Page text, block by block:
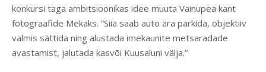
konkursi taga ambitsioonikas idee muuta Vainupea kant
fotograafide Mekaks. “Siia saab auto ära parkida, objektiiv
valmis sättida ning alustada imekaunite metsaradade
avastamist, jalutada kasvõi Kuu­saluni välja.”